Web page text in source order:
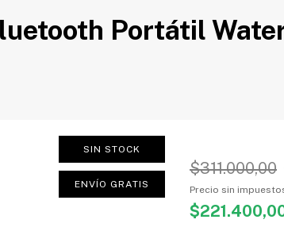
Portátil
SIN STOCK
ENVÍO GRATIS
$311.000,00
Precio sin